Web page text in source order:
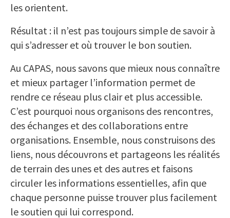
les orientent.
Résultat : il n’est pas toujours simple de savoir à
qui s’adresser et où trouver le bon soutien.
Au CAPAS, nous savons que mieux nous connaître
et mieux partager l’information permet de
rendre ce réseau plus clair et plus accessible.
C’est pourquoi nous organisons des rencontres,
des échanges et des collaborations entre
organisations. Ensemble, nous construisons des
liens, nous découvrons et partageons les réalités
de terrain des unes et des autres et faisons
circuler les informations essentielles, afin que
chaque personne puisse trouver plus facilement
le soutien qui lui correspond.